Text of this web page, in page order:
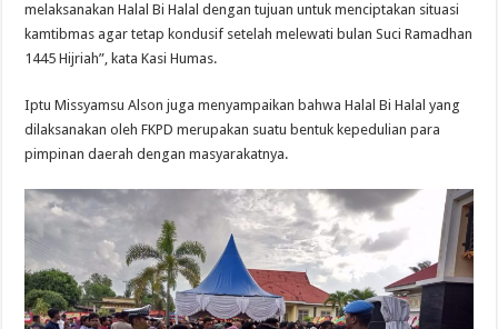
melaksanakan Halal Bi Halal dengan tujuan untuk menciptakan situasi
kamtibmas agar tetap kondusif setelah melewati bulan Suci Ramadhan
1445 Hijriah”, kata Kasi Humas.
Iptu Missyamsu Alson juga menyampaikan bahwa Halal Bi Halal yang
dilaksanakan oleh FKPD merupakan suatu bentuk kepedulian para
pimpinan daerah dengan masyarakatnya.